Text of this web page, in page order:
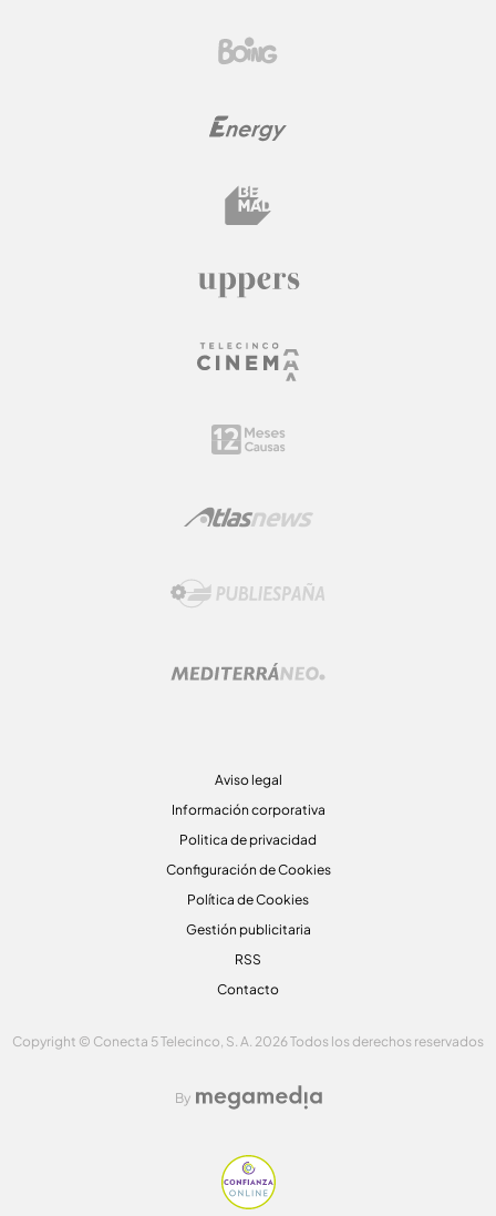
Aviso legal
Información corporativa
Politica de privacidad
Configuración de Cookies
Política de Cookies
Gestión publicitaria
RSS
Contacto
Copyright © Conecta 5 Telecinco, S. A. 2026 Todos los derechos reservados
By